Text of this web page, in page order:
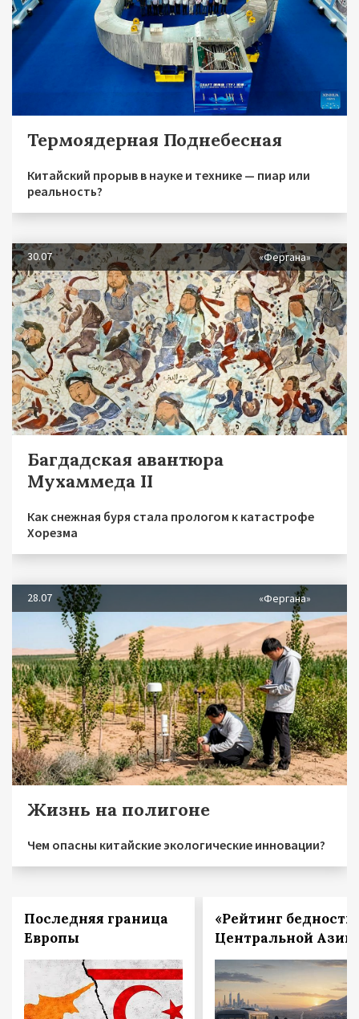
Термоядерная Поднебесная
Китайский прорыв в науке и технике — пиар или
реальность?
30.07 «Фергана»
Багдадская авантюра
Мухаммеда II
Как снежная буря стала прологом к катастрофе
Хорезма
28.07 «Фергана»
Жизнь на полигоне
Чем опасны китайские экологические инновации?
Последняя граница
Европы
«Рейтинг
Центральной Азии